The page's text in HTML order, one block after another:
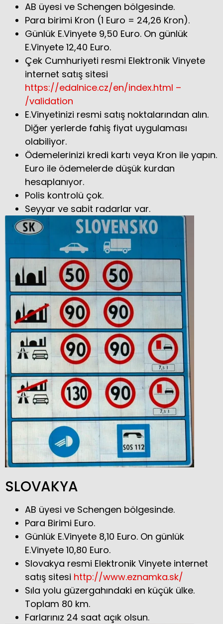
AB üyesi ve Schengen bölgesinde.
Para birimi Kron (1 Euro = 24,26 Kron).
Günlük E.Vinyete 9,50 Euro. On günlük
E.Vinyete 12,40 Euro.
Çek Cumhuriyeti resmi Elektronik Vinyete
internet satış sitesi
https://edalnice.cz/en/index.html –
/validation
E.Vinyetinizi resmi satış noktalarından alın.
Diğer yerlerde fahiş fiyat uygulaması
olabiliyor.
Ödemelerinizi kredi kartı veya Kron ile yapın.
Euro ile ödemelerde düşük kurdan
hesaplanıyor.
Polis kontrolü çok.
Seyyar ve sabit radarlar var.
SLOVAKYA
AB üyesi ve Schengen bölgesinde.
Para Birimi Euro.
Günlük E.Vinyete 8,10 Euro. On günlük
E.Vinyete 10,80 Euro.
Slovakya resmi Elektronik Vinyete internet
satış sitesi http://www.eznamka.sk/
Sıla yolu güzergahındaki en küçük ülke.
Toplam 80 km.
Farlarınız 24 saat açık olsun.